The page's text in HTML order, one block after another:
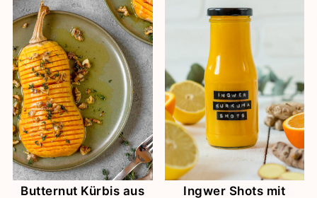
Butternut Kürbis aus
Ingwer Shots mit